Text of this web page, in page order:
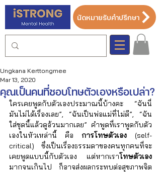
นัดหมายรับคำปรึกษา
คุณเป็นคนที่ชอบโทษตัวเองหรือเปล่า?
Ungkana Kerttongmee
Mar 13, 2020
ใครเคยพูดกับตัวเองประมาณนี้บ้างคะ “ฉันนี่
มันไม่ได้เรื่องเลย”, “ฉันเป็นพ่อแม่ที่ไม่ดี”, “ฉัน
ใส่ชุดนี้แล้วดูอ้วนมากเลย” คำพูดที่เราพูดกับตัว
เองในหัวเหล่านี้ คือ การโทษตัวเอง (self-
critical) ซึ่งเป็นเรื่องธรรมดาของคนทุกคนที่จะ
เคยพูดแบบนี้กับตัวเอง แต่หากเราโทษตัวเอง
มากจนเกินไป ก็อาจส่งผลกระทบต่อสุขภาพจิต